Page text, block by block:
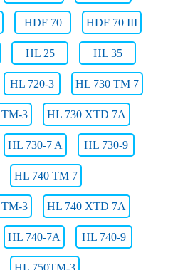
HDF 70 HDF 70 III
HL 25 HL 35
HL 720-3 HL 730 TM 7
3 HL 730 XTD 7A
HL 730-7 A HL 730-9
HL 740 TM 7
3 HL 740 XTD 7A
HL 740-7A HL 740-9
HL 750TM-3